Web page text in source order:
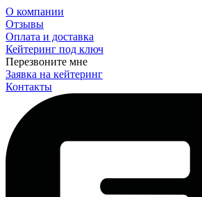
О компании
Отзывы
Оплата и доставка
Кейтеринг под ключ
Перезвоните мне
Заявка на кейтеринг
Контакты